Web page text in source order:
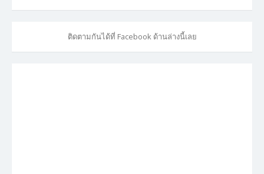
ติดตามกันได้ที่ Facebook ด้านล่างนี้เลย